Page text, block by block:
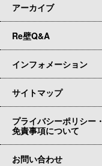
アーカイブ
Re壁Q&A
インフォメーション
サイトマップ
プライバシーポリシー・
免責事項について
お問い合わせ